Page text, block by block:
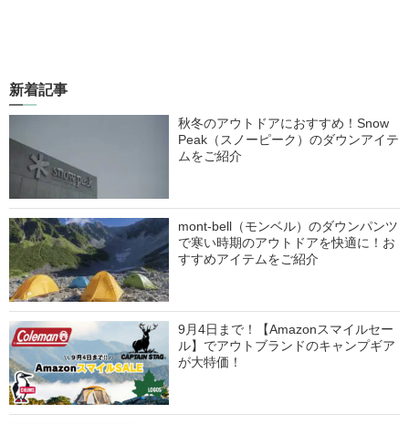
新着記事
秋冬のアウトドアにおすすめ！Snow
Peak（スノーピーク）のダウンアイテ
ムをご紹介
mont-bell（モンベル）のダウンパンツ
で寒い時期のアウトドアを快適に！お
すすめアイテムをご紹介
9月4日まで！【Amazonスマイルセー
ル】でアウトブランドのキャンプギア
が大特価！